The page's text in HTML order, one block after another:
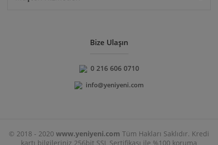
Bize Ulaşın
0 216 606 0710
info@yeniyeni.com
© 2018 - 2020 www.yeniyeni.com Tüm Hakları Saklıdır. Kredi
kartı bilgileriniz 256bit SSL Sertifikası ile %100 koruma